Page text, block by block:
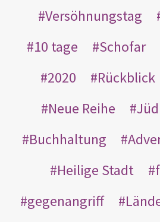
Versöhnungstag
10 tage
Schofar
2020
Rückblick
Neue Reihe
Buchhaltung
Heilige Stadt
gegenangriff